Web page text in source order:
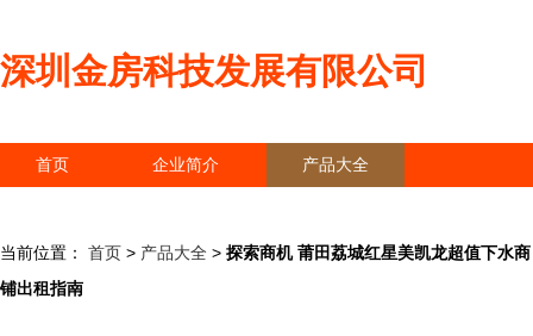
深圳金房科技发展有限公司
首页 企业简介 产品大全
当前位置： 首页 > 产品大全 > 探索商机 莆田荔城红星美凯龙超值下水商
铺出租指南